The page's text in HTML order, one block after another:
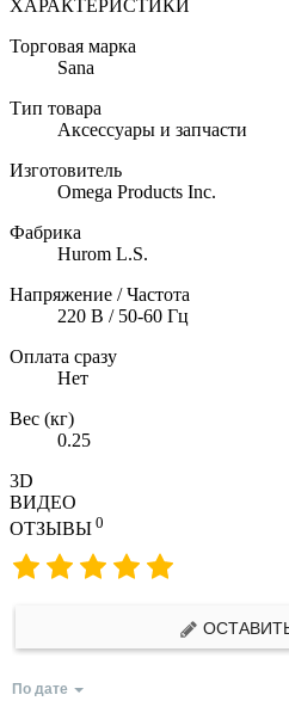
ХАРАКТЕРИСТИКИ
Торговая марка
Sana
Тип товара
Аксессуары и запчасти
Изготовитель
Omega Products Inc.
Фабрика
Hurom L.S.
Напряжение / Частота
220 В / 50-60 Гц
Оплата сразу
Нет
Вес (кг)
0.25
3D
ВИДЕО
ОТЗЫВЫ 0
По дате